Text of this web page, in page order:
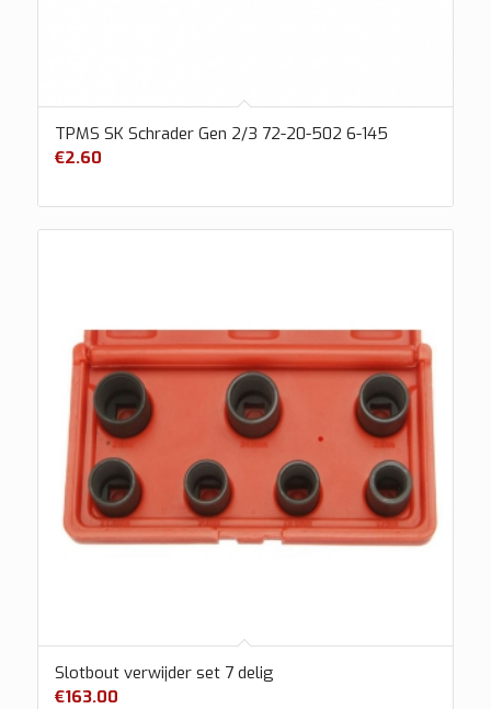
TPMS SK Schrader Gen 2/3 72-20-502 6-145
€2.60
Slotbout verwijder set 7 delig
€163.00